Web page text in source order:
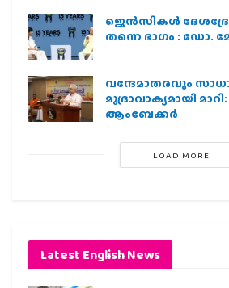
ജെന്‍സികള്‍
തന്നെ ഭാഗം : ഡോ.
വന്ദേമാതരവും
മുദ്രാവാക്യമായി
ആംബേക്കർ
LOAD MORE
Latest English News